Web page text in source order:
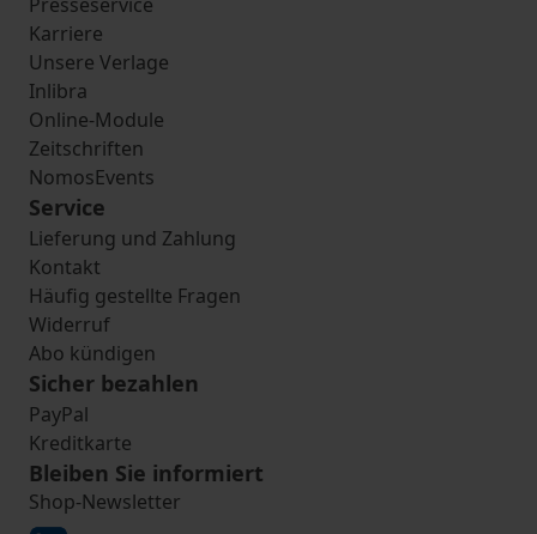
Karriere
Unsere Verlage
Inlibra
Online-Module
Zeitschriften
NomosEvents
Service
Lieferung und Zahlung
Kontakt
Häufig gestellte Fragen
Widerruf
Abo kündigen
Sicher bezahlen
PayPal
Kreditkarte
Bleiben Sie informiert
Shop-Newsletter